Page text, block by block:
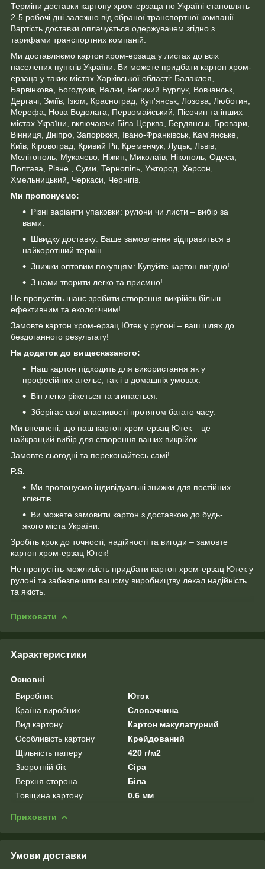
Терміни доставки картону хром-ерзаца по Україні становлять
2-5 робочі дні залежно від обраної транспортної компанії.
Вартість доставки оплачується одержувачем згідно з
тарифами транспортних компаній.
Ми доставляємо картон хром-ерзаца у листах до всіх
населених пунктів України. Ви можете придбати картон хром-
ерзаца у таких містах Харківської області: Балаклея,
Барвінкове, Богодухів, Валки, Великий Бурлук, Вовчанськ,
Дергачі, Зміїв, Ізюм, Красноград, Куп'янськ, Лозова, Люботин,
Мерефа, Нова Водолага, Первомайський, Пісочин та інших
містах України, включаючи Біла Церква, Бердянськ, Бровари,
Вінниця, Дніпро, Запоріжжя, Івано-Франківськ, Кам'янське,
Київ, Кіровоград, Кривий Ріг, Кременчук, Луцьк, Львів,
Мелітополь, Мукачево, Ніжин, Миколаїв, Нікополь, Одеса,
Полтава, Рівне , Суми, Тернопіль, Ужгород, Херсон,
Хмельницький, Черкаси, Чернігів.
Ми пропонуємо:
Різні варіанти упаковки: рулони чи листи – вибір за
вами.
Швидку доставку: Ваше замовлення відправиться в
найкоротший термін.
Знижки оптовим покупцям: Купуйте картон вигідно!
З нами творити легко та приємно!
Не пропустіть шанс зробити створення викрійок більш
ефективним та екологічним!
Замовте картон хром-ерзац Ютек у рулоні – ваш шлях до
бездоганного результату!
На додаток до вищесказаного:
Наш картон підходить для використання як у
професійних ательє, так і в домашніх умовах.
Він легко ріжеться та згинається.
Зберігає свої властивості протягом багато часу.
Ми впевнені, що наш картон хром-ерзац Ютек – це
найкращий вибір для створення ваших викрійок.
Замовте сьогодні та переконайтесь самі!
P.S.
Ми пропонуємо індивідуальні знижки для постійних
клієнтів.
Ви можете замовити картон з доставкою до будь-
якого міста України.
Зробіть крок до точності, надійності та вигоди – замовте
картон хром-ерзац Ютек!
Не пропустіть можливість придбати картон хром-ерзац Ютек у
рулоні та забезпечити вашому виробництву лекал надійність
та якість.
Приховати
Характеристики
Основні
Виробник
Ютэк
Країна виробник
Словаччина
Вид картону
Картон макулатурний
Особливість картону
Крейдований
Щільність паперу
420 г/м2
Зворотній бік
Сіра
Верхня сторона
Біла
Товщина картону
0.6 мм
Приховати
Умови доставки